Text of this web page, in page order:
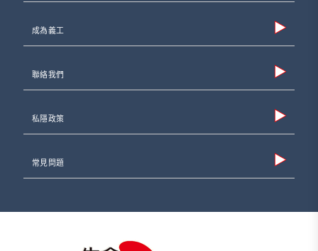
成為義工
聯絡我們
私隱政策
常見問題